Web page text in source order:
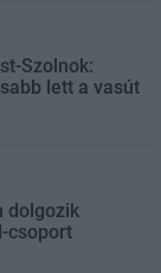
Szolnok:
lett a vasút
dolgozik
csoport